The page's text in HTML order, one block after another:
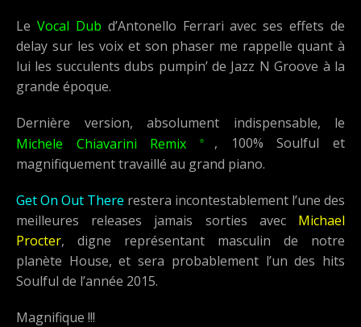
Le Vocal Dub d’Antonello Ferrari avec ses effets de
delay sur les voix et son phaser me rappelle quant à
lui les succulents dubs pumpin’ de Jazz N Groove à la
grande époque.
Dernière version, absolument indispensable, le
Michele Chiavarini Remix ⭐ , 100% Soulful et
magnifiquement travaillé au grand piano.
Get On Out There restera incontestablement l’une des
meilleures releases jamais sorties avec Michael
Procter, digne représentant masculin de notre
planète House, et sera probablement l’un des hits
Soulful de l’année 2015.
Magnifique !!!